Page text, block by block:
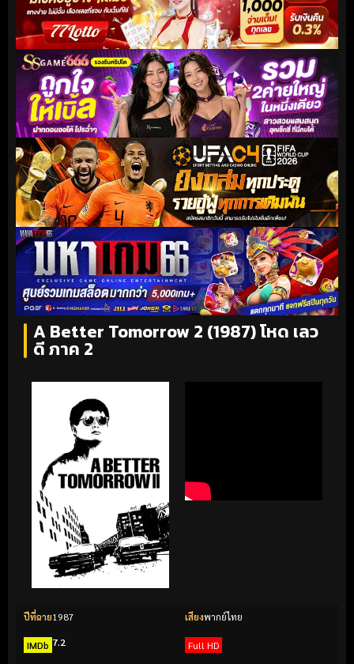
A Better Tomorrow 2 (1987) โหด เลว
ดี ภาค 2
ปีที่ฉาย1987 เสียงพากย์ไทย
IMDb 7.2 Full HD